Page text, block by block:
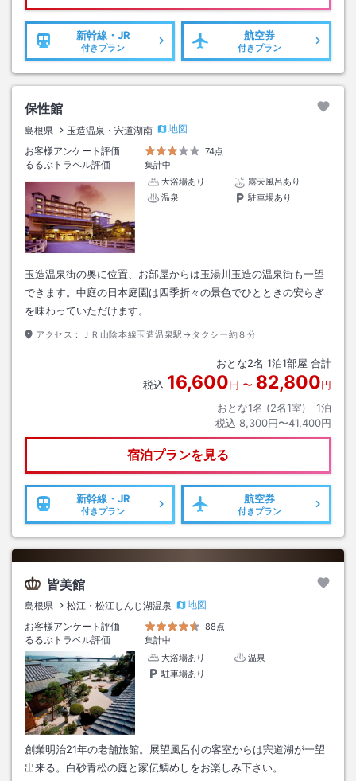
新幹線・JR
付きプラン
航空券
付きプラン
保性館
島根県 玉造温泉・宍道湖南
地図
お客様アンケート評価
74点
るるぶトラベル評価
集計中
大浴場あり
露天風呂あり
温泉
駐車場あり
玉造温泉街の奥に位置、お部屋からは玉湯川玉造の温泉街も一望
できます。中庭の日本庭園は四季折々の景色でひとときの安らぎ
を味わっていただけます。
アクセス： ＪＲ山陰本線玉造温泉駅→タクシー約８分
おとな2名 1泊1部屋 合計
税込 16,600円 〜 82,800円
おとな1名 (2名1室)｜ 1泊
税込 8,300円〜41,400円
宿泊プランを見る
新幹線・JR
付きプラン
航空券
付きプラン
皆美館
島根県 松江・松江しんじ湖温泉
地図
お客様アンケート評価
88点
るるぶトラベル評価
集計中
大浴場あり
温泉
駐車場あり
創業明治21年の老舗旅館。展望風呂付の客室からは宍道湖が一望
出来る。白砂青松の庭と家伝鯛めしをお楽しみ下さい。